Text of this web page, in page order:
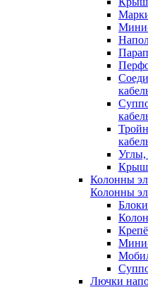
Углы,
Колонны
Колонны
Лючки